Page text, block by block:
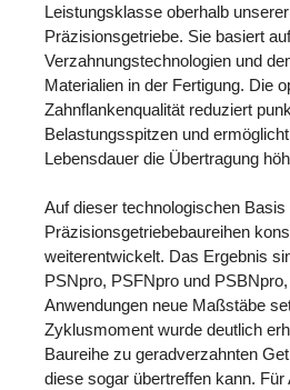
Leistungsklasse oberhalb
Präzisionsgetriebe. Sie basiert
Verzahnungstechnologien und
Materialien in der Fertigung. Die
Zahnflankenqualität reduziert
Belastungsspitzen und
Lebensdauer die Übertragung
Auf dieser technologischen
Präzisionsgetriebebaureihen
weiterentwickelt. Das Ergebnis
PSNpro, PSFNpro und
Anwendungen neue Maßstäbe
Zyklusmoment wurde deutlich
Baureihe zu geradverzahnten
diese sogar übertreffen kann. Für